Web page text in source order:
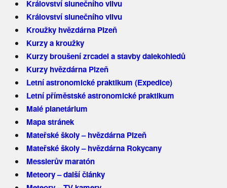
Království slunečního vlivu
Království slunečního vlivu
Kroužky hvězdárna Plzeň
Kurzy a kroužky
Kurzy broušení zrcadel a stavby dalekohledů
Kurzy hvězdárna Plzeň
Letní astronomické praktikum (Expedice)
Letní příměstské astronomické praktikum
Malé planetárium
Mapa stránek
Mateřské školy – hvězdárna Plzeň
Mateřské školy – hvězdárna Rokycany
Messierův maratón
Meteory – další články